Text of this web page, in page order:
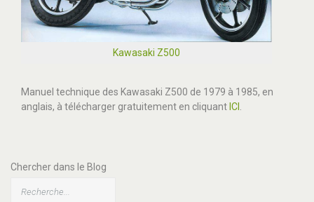
Kawasaki Z500
Manuel technique des Kawasaki Z500 de 1979 à 1985, en
anglais, à télécharger gratuitement en cliquant ICI .
Chercher dans le Blog